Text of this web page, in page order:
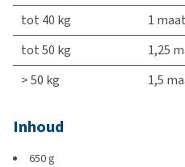
tot 40 kg
1
tot 50 kg
1,25
> 50 kg
1,5
Inhoud
650 g